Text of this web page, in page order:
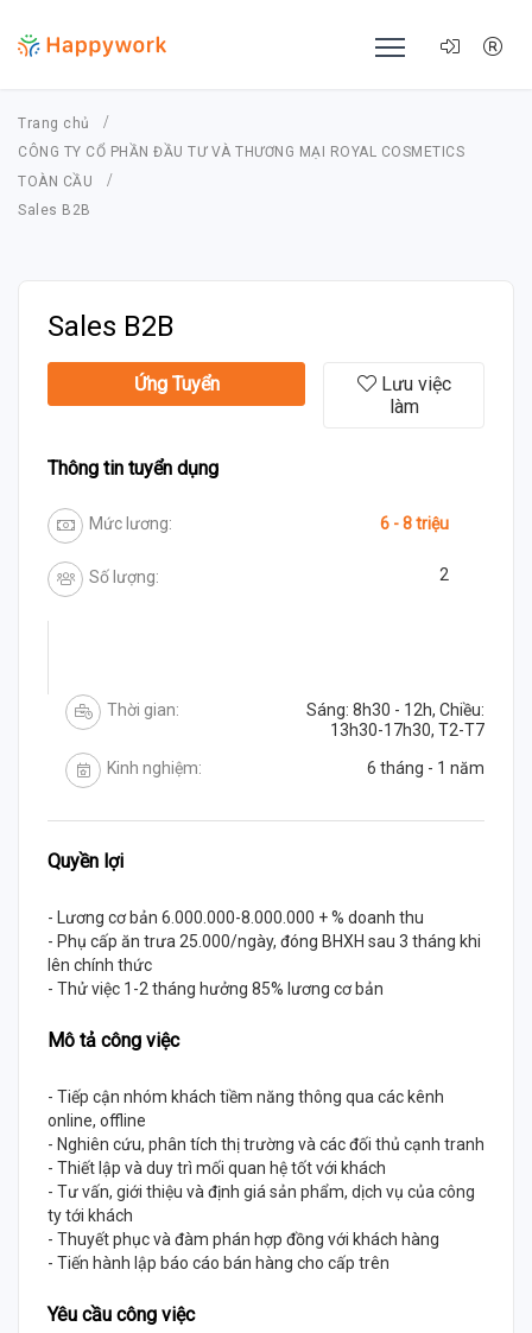
Trang chủ
CÔNG TY CỔ PHẦN ĐẦU TƯ VÀ THƯƠNG MẠI ROYAL COSMETICS
TOÀN CẦU
Sales B2B
Sales B2B
Ứng Tuyển
Lưu việc
làm
Thông tin tuyển dụng
Mức lương: 6 - 8 triệu
Số lượng: 2
Thời gian:
Sáng: 8h30 - 12h, Chiều:
13h30-17h30, T2-T7
Kinh nghiệm:
6 tháng - 1 năm
Quyền lợi
- Lương cơ bản 6.000.000-8.000.000 + % doanh thu
- Phụ cấp ăn trưa 25.000/ngày, đóng BHXH sau 3 tháng khi
lên chính thức
- Thử việc 1-2 tháng hưởng 85% lương cơ bản
Mô tả công việc
- Tiếp cận nhóm khách tiềm năng thông qua các kênh
online, offline
- Nghiên cứu, phân tích thị trường và các đối thủ cạnh tranh
- Thiết lập và duy trì mối quan hệ tốt với khách
- Tư vấn, giới thiệu và định giá sản phẩm, dịch vụ của công
ty tới khách
- Thuyết phục và đàm phán hợp đồng với khách hàng
- Tiến hành lập báo cáo bán hàng cho cấp trên
Yêu cầu công việc